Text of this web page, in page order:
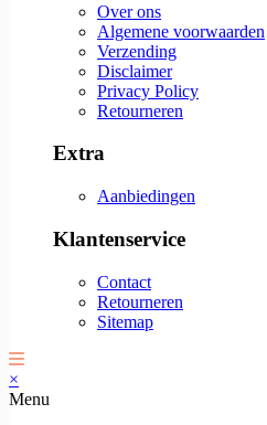
Over ons
Algemene voorwaarden
Verzending
Disclaimer
Privacy Policy
Retourneren
Extra
Aanbiedingen
Klantenservice
Contact
Retourneren
Sitemap
×
Menu